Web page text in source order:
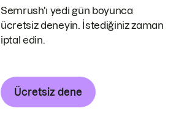
Semrush'ı yedi gün boyunca
ücretsiz deneyin. İstediğiniz zaman
iptal edin.
Ücretsiz dene